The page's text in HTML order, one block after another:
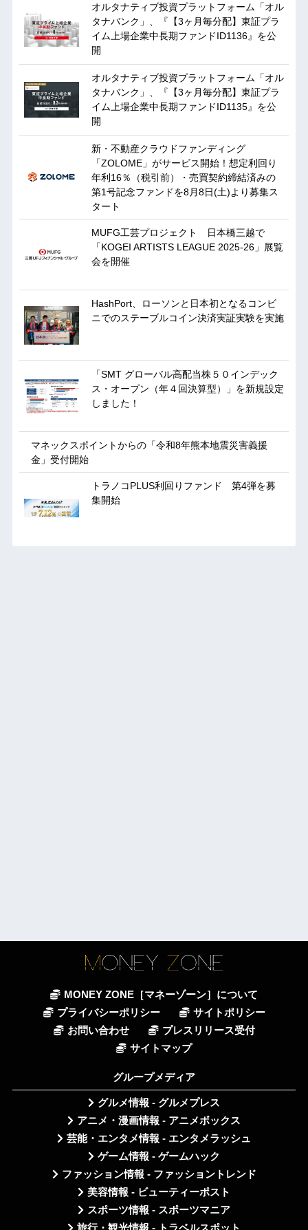
オルタナティブ投資プラットフォーム「オル
タナバンク」、『【3ヶ月毎分配】東証プラ
イム上場企業中長期ファンドID1136』を公
開
オルタナティブ投資プラットフォーム「オル
タナバンク」、『【3ヶ月毎分配】東証プラ
イム上場企業中長期ファンドID1135』を公
開
新・不動産クラウドファンディング
「ZOLOME」がサービス開始！想定利回り
年利16％（税引前）・売買契約締結済みの
第1号記念ファンドを8月8日(土)より募集ス
タート
MUFG工芸プロジェクト 日本橋三越で
「KOGEI ARTISTS LEAGUE 2025-26」展覧
会を開催
HashPort、ローソンと日本初となるコンビ
ニでのステーブルコイン決済実証実験を実施
「SMT グローバル高配当株５０インデック
ス・オープン（年４回決算型）」を新規設定
しました！
マネックスポイントからの「令和8年熊本地震災害義援
金」受付開始
トラノコPLUS利回りファンド 第4弾を募
集開始
MONEY ZONE［マネーゾーン］について
プライバシーポリシー
サイトポリシー
お問い合わせ
プレスリリース受付
サイトマップ
グループメディア
グルメ情報 - グルメプレス
アニメ・漫画情報 - アニメボックス
芸能・エンタメ情報 - エンタメラッシュ
ゲーム情報 - ゲームハック
ファッション情報 - ファッショントレンド
美容情報 - ビューティーポスト
スポーツ情報 - スポーツマニア
旅行・観光情報 - トラベルスポット